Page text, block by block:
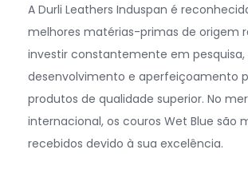
A Durli Leathers Induspan é
melhores matérias-primas de origem
investir constantemente em pesquisa,
desenvolvimento e aperfeiçoamento
produtos de qualidade superior. No
internacional, os couros Wet Blue são
recebidos devido à sua excelência.